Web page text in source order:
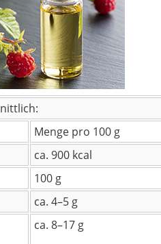
Menge pro 100 g
ca. 900 kcal
100 g
ca. 4–5 g
ca. 8–17 g